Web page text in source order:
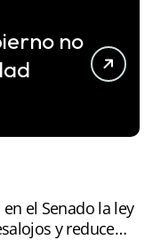
no
en el Senado la ley
y reduce